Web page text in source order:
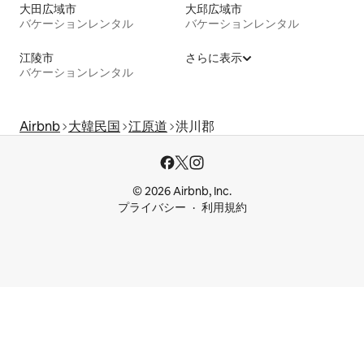
大田広域市
バケーションレンタル
大邱広域市
バケーションレンタル
江陵市
バケーションレンタル
さらに表示
Airbnb 大韓民国 江原道 洪川郡
© 2026 Airbnb, Inc.
プライバシー
利用規約